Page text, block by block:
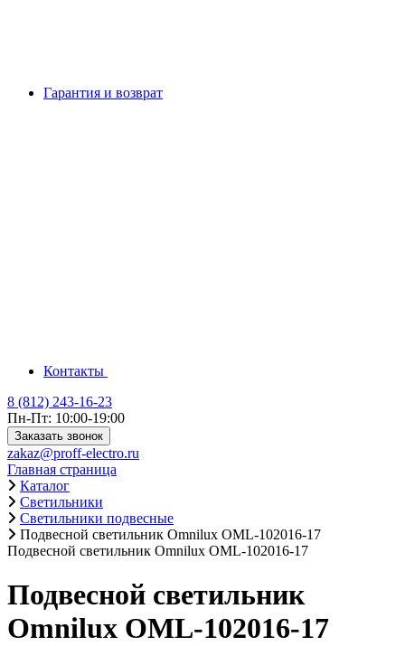
Гарантия и возврат
Контакты
8 (812) 243-16-23
Пн-Пт: 10:00-19:00
Заказать звонок
zakaz@proff-electro.ru
Главная страница
Каталог
Светильники
Светильники подвесные
Подвесной светильник Omnilux OML-102016-17
Подвесной светильник Omnilux OML-102016-17
Подвесной светильник
Omnilux OML-102016-17